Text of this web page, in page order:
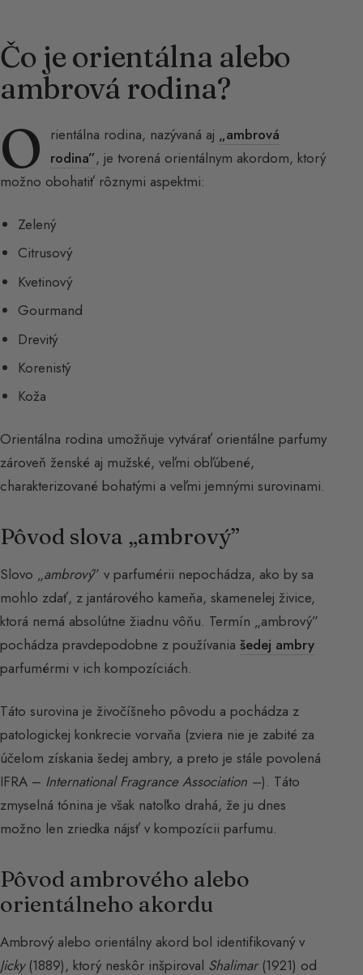
Čo je orientálna alebo
ambrová rodina?
O rientálna rodina, nazývaná aj „ambrová
rodina”, je tvorená orientálnym akordom, ktorý
možno obohatiť rôznymi aspektmi:
Zelený
Citrusový
Kvetinový
Gourmand
Drevitý
Korenistý
Koža
Orientálna rodina umožňuje vytvárať orientálne parfumy
zároveň ženské aj mužské, veľmi obľúbené,
charakterizované bohatými a veľmi jemnými surovinami.
Pôvod slova „ambrový”
Slovo „ambrový” v parfumérii nepochádza, ako by sa
mohlo zdať, z jantárového kameňa, skamenelej živice,
ktorá nemá absolútne žiadnu vôňu. Termín „ambrový”
pochádza pravdepodobne z používania šedej ambry
parfumérmi v ich kompozíciách.
Táto surovina je živočíšneho pôvodu a pochádza z
patologickej konkrecie vorvaňa (zviera nie je zabité za
účelom získania šedej ambry, a preto je stále povolená
IFRA – International Fragrance Association –). Táto
zmyselná tónina je však natoľko drahá, že ju dnes
možno len zriedka nájsť v kompozícii parfumu.
Pôvod ambrového alebo
orientálneho akordu
Ambrový alebo orientálny akord bol identifikovaný v
Jicky(1889), ktorý neskôr inšpiroval Shalimar(1921) od